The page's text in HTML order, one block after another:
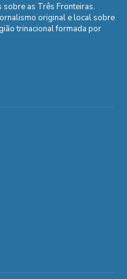
as Três Fronteiras.
original e local sobre
trinacional formada por